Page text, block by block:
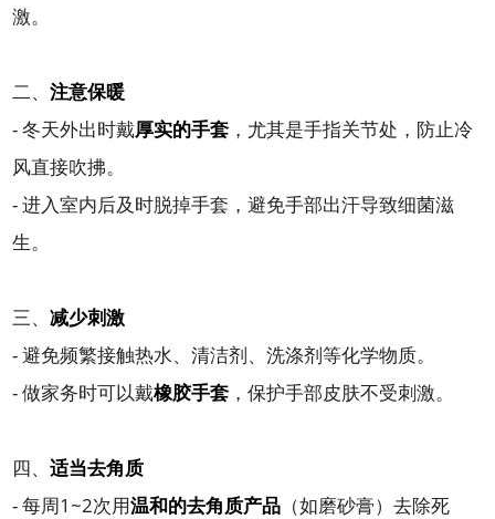
激。
二、注意保暖
- 冬天外出时戴厚实的手套 ，尤其是手指关节处，防止冷
风直接吹拂。
- 进入室内后及时脱掉手套，避免手部出汗导致细菌滋
生。
三、减少刺激
- 避免频繁接触热水、清洁剂、洗涤剂等化学物质。
- 做家务时可以戴橡胶手套 ，保护手部皮肤不受刺激。
四、适当去角质
- 每周1~2次用温和的去角质产品 （如磨砂膏）去除死